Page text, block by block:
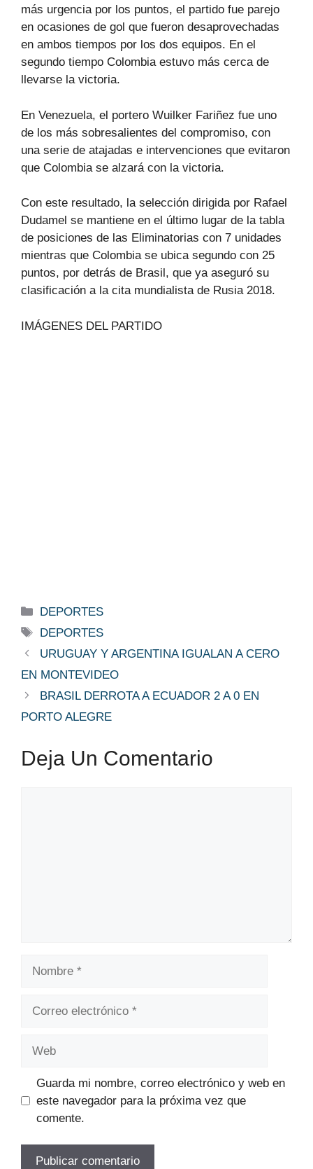
más urgencia por los puntos, el partido fue parejo
en ocasiones de gol que fueron desaprovechadas
en ambos tiempos por los dos equipos. En el
segundo tiempo Colombia estuvo más cerca de
llevarse la victoria.
En Venezuela, el portero Wuilker Fariñez fue uno
de los más sobresalientes del compromiso, con
una serie de atajadas e intervenciones que evitaron
que Colombia se alzará con la victoria.
Con este resultado, la selección dirigida por Rafael
Dudamel se mantiene en el último lugar de la tabla
de posiciones de las Eliminatorias con 7 unidades
mientras que Colombia se ubica segundo con 25
puntos, por detrás de Brasil, que ya aseguró su
clasificación a la cita mundialista de Rusia 2018.
IMÁGENES DEL PARTIDO
Categorías
DEPORTES
Etiquetas
DEPORTES
URUGUAY Y ARGENTINA IGUALAN A CERO
EN MONTEVIDEO
BRASIL DERROTA A ECUADOR 2 A 0 EN
PORTO ALEGRE
Deja Un Comentario
Guarda mi nombre, correo electrónico y web en
este navegador para la próxima vez que
comente.